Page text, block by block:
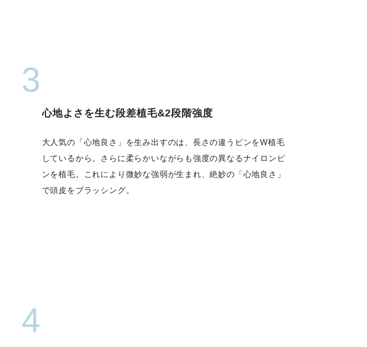
3
心地よさを生む段差植毛&2段階強度
大人気の「心地良さ」を生み出すのは、長さの違うピンをW植毛
しているから。さらに柔らかいながらも強度の異なるナイロンピ
ンを植毛。これにより微妙な強弱が生まれ、絶妙の「心地良さ」
で頭皮をブラッシング。
4